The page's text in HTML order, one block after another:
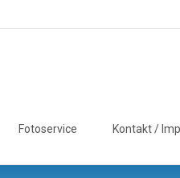
Fotoservice Kontakt /